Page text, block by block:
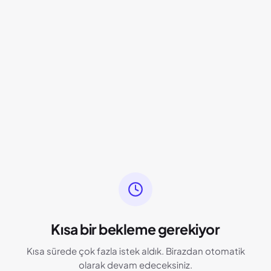
Kısa bir bekleme gerekiyor
Kısa sürede çok fazla istek aldık. Birazdan otomatik
olarak devam edeceksiniz.